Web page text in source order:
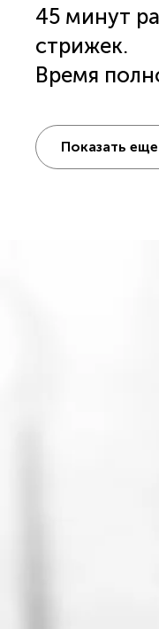
45 минут
стрижек.
Время
Сетевой
В
Показать еще